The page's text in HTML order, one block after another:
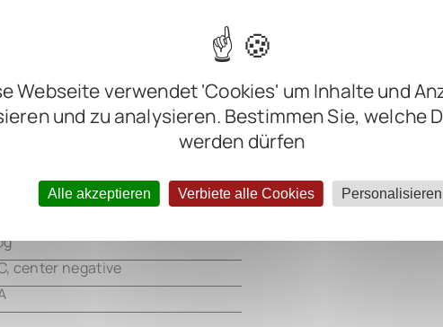
Webseite verwendet 'Cookies' um Inhalte und
und zu analysieren. Bestimmen Sie, welche
werden dürfen
Alle akzeptieren Verbiete alle Cookies Personalisieren
mm
center negative